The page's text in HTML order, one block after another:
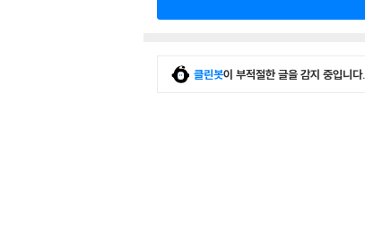
클린봇이 부적절한 글을 감지 중입니다.